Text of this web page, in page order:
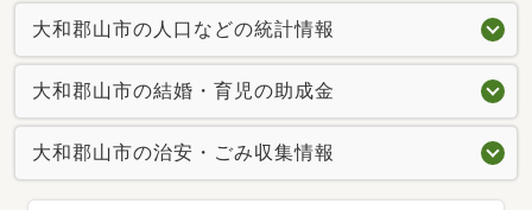
大和郡山市の人口などの統計情報
大和郡山市の結婚・育児の助成金
大和郡山市の治安・ごみ収集情報